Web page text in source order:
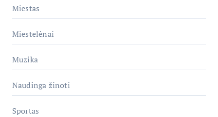
Miestas
Miestelėnai
Muzika
Naudinga žinoti
Sportas